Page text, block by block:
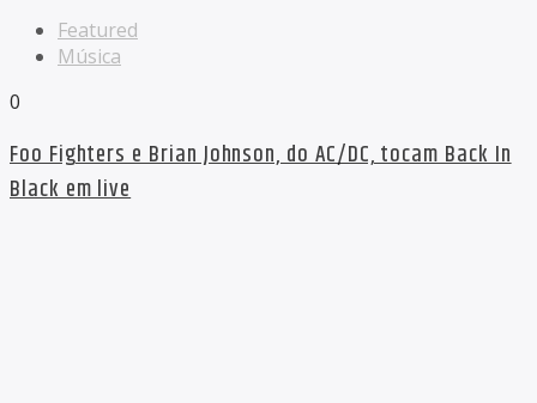
Featured
Música
0
Foo Fighters e Brian Johnson, do AC/DC, tocam Back In
Black em live